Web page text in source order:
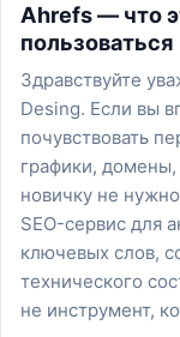
Ahrefs — что
пользоваться
Здравствуйте
Desing. Если вы
почувствовать
графики,
новичку не
SEO-сервис для
ключевых слов,
технического
не инструмент,